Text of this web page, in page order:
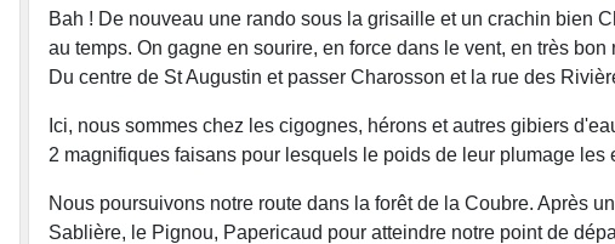
Bah ! De nouveau une rando sous la grisaille et un crachin bien
au temps. On gagne en sourire, en force dans le vent, en très
Du centre de St Augustin et passer Charosson et la rue des
Ici, nous sommes chez les cigognes, hérons et autres gibiers
2 magnifiques faisans pour lesquels le poids de leur plumage
Nous poursuivons notre route dans la forêt de la Coubre. Après
Sablière, le Pignou, Papericaud pour atteindre notre point de